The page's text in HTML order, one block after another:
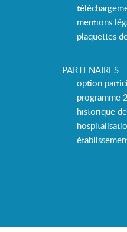
mentions
plaquettes
PARTENAIRES
option
programme
historique